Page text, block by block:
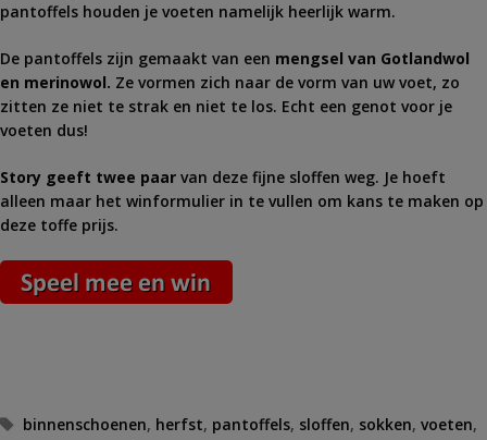
pantoffels houden je voeten namelijk heerlijk warm.
De pantoffels zijn gemaakt van een mengsel van Gotlandwol
en merinowol. Ze vormen zich naar de vorm van uw voet, zo
zitten ze niet te strak en niet te los. Echt een genot voor je
voeten dus!
Story geeft twee paar van deze fijne sloffen weg. Je hoeft
alleen maar het winformulier in te vullen om kans te maken op
deze toffe prijs.
Tags
binnenschoenen, herfst, pantoffels, sloffen, sokken,voeten,